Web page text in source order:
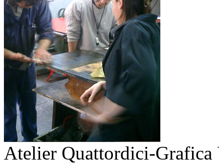
Atelier Quattordici-